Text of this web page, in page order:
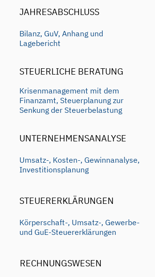
JAHRESABSCHLUSS
Bilanz, GuV, Anhang und
Lagebericht
STEUERLICHE BERATUNG
Krisenmanagement mit dem
Finanzamt, Steuerplanung zur
Senkung der Steuerbelastung
UNTERNEHMENSANALYSE
Umsatz-, Kosten-, Gewinnanalyse,
Investitionsplanung
STEUERERKLÄRUNGEN
Körperschaft-, Umsatz-, Gewerbe-
und GuE-Steuererklärungen
RECHNUNGSWESEN